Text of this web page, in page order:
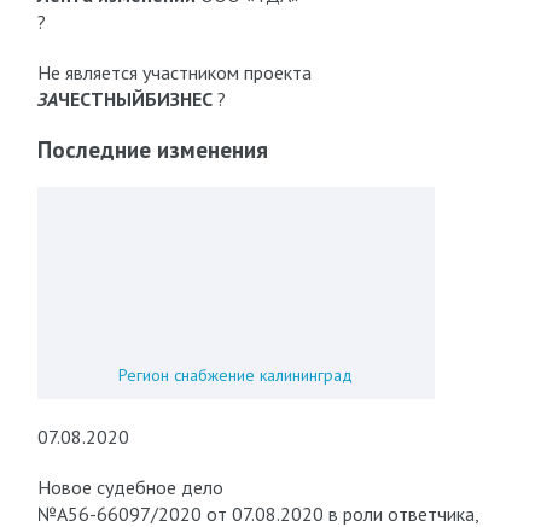
?
Не является участником проекта
ЗАЧЕСТНЫЙБИЗНЕС?
Последние изменения
Регион снабжение калининград
07.08.2020
Новое судебное дело
№А56-66097/2020 от 07.08.2020 в роли ответчика,